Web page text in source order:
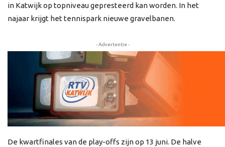
in Katwijk op topniveau gepresteerd kan worden. In het
najaar krijgt het tennispark nieuwe gravelbanen.
- Advertentie -
De kwartfinales van de play-offs zijn op 13 juni. De halve